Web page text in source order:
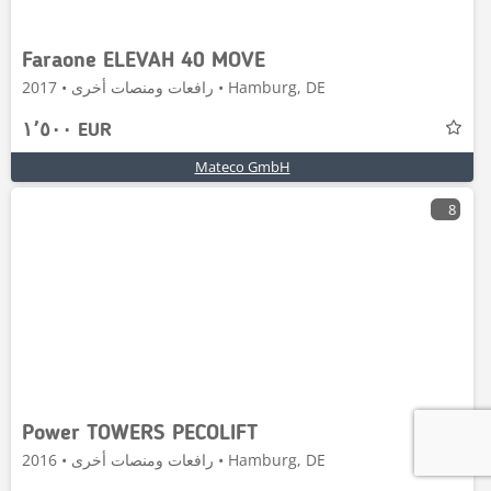
Faraone ELEVAH 40 MOVE
رافعات ومنصات أخرى • 2017 • Hamburg, DE
١٬٥٠٠ EUR
Mateco GmbH
8
Power TOWERS PECOLIFT
رافعات ومنصات أخرى • 2016 • Hamburg, DE